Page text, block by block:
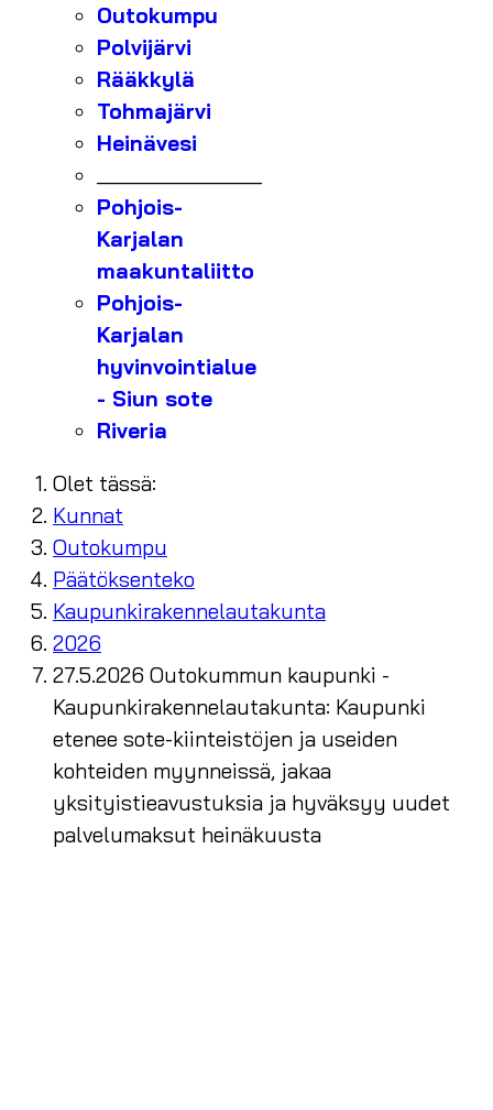
Outokumpu
Polvijärvi
Rääkkylä
Tohmajärvi
Heinävesi
Pohjois-
Karjalan
maakuntaliitto
Pohjois-
Karjalan
hyvinvointialue
- Siun sote
Riveria
Olet tässä:
Kunnat
Outokumpu
Päätöksenteko
Kaupunkirakennelautakunta
2026
27.5.2026 Outokummun kaupunki -
Kaupunkirakennelautakunta: Kaupunki
etenee sote-kiinteistöjen ja useiden
kohteiden myynneissä, jakaa
yksityistieavustuksia ja hyväksyy uudet
palvelumaksut heinäkuusta